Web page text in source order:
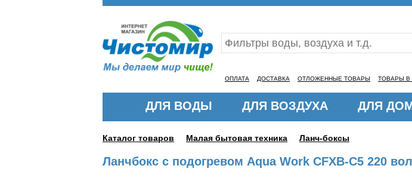
ОПЛАТА ДОСТАВКА ОТЛОЖЕННЫЕ ТОВАРЫ ТОВАРЫ В
ДЛЯ ВОДЫ ДЛЯ ВОЗДУХА ДЛЯ
Каталог товаров Малая бытовая техника Ланч-боксы
Ланчбокс с подогревом Aqua Work CFXB-C5 220